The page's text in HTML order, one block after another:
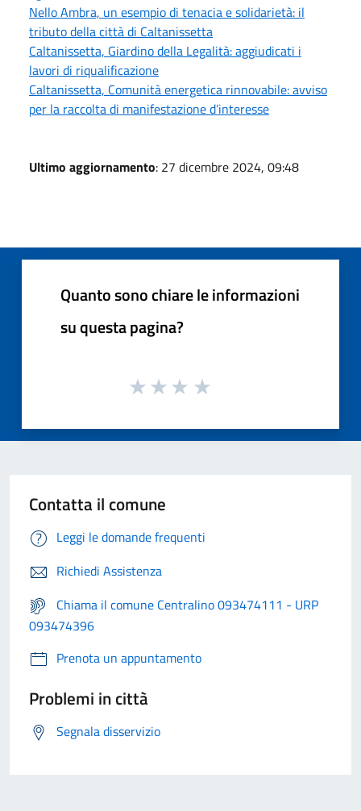
Nello Ambra, un esempio di tenacia e solidarietà: il
tributo della città di Caltanissetta
Caltanissetta, Giardino della Legalità: aggiudicati i
lavori di riqualificazione
Caltanissetta, Comunità energetica rinnovabile: avviso
per la raccolta di manifestazione d’interesse
Ultimo aggiornamento: 27 dicembre 2024, 09:48
Quanto sono chiare le informazioni
su questa pagina?
Contatta il comune
Leggi le domande frequenti
Richiedi Assistenza
Chiama il comune Centralino 093474111 - URP
093474396
Prenota un appuntamento
Problemi in città
Segnala disservizio